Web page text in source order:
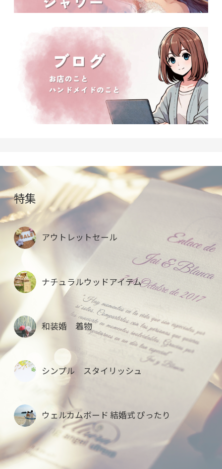
特集
アウトレットセール
ナチュラルウッドアイテム
和装婚 着物
シンプル スタイリッシュ
ウェルカムボード 結婚式 ぴったり